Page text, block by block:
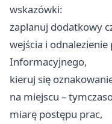
wskazówki:
zaplanuj dodatkowy
wejścia i
Informacyjnego,
kieruj się
na miejscu –
miarę postępu prac,